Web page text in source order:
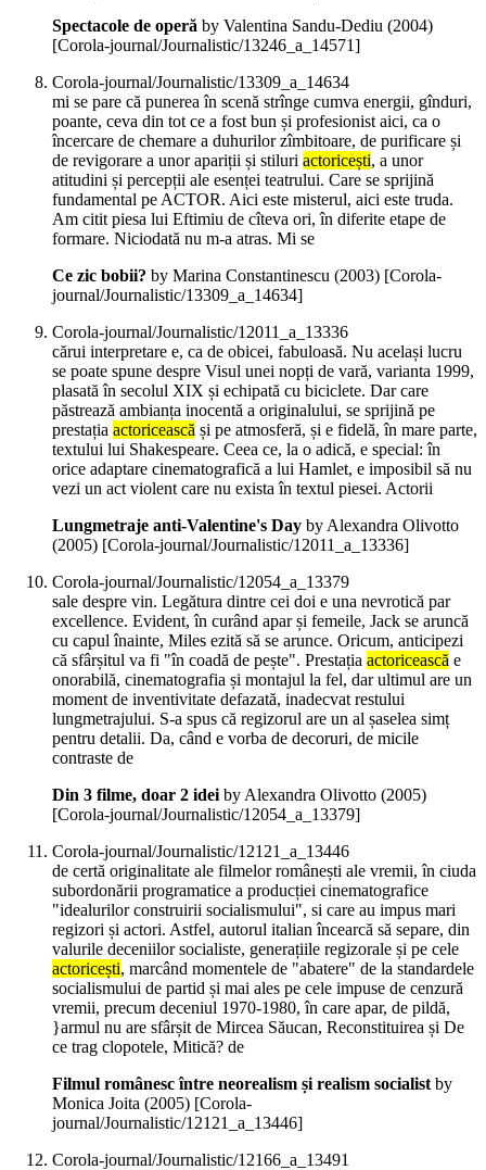
Spectacole de operă by Valentina Sandu-Dediu (2004)
[Corola-journal/Journalistic/13246_a_14571]
Corola-journal/Journalistic/13309_a_14634
mi se pare că punerea în scenă strînge cumva energii, gînduri,
poante, ceva din tot ce a fost bun și profesionist aici, ca o
încercare de chemare a duhurilor zîmbitoare, de purificare și
de revigorare a unor apariții și stiluri actoricești, a unor
atitudini și percepții ale esenței teatrului. Care se sprijină
fundamental pe ACTOR. Aici este misterul, aici este truda.
Am citit piesa lui Eftimiu de cîteva ori, în diferite etape de
formare. Niciodată nu m-a atras. Mi se
Ce zic bobii? by Marina Constantinescu (2003) [Corola-
journal/Journalistic/13309_a_14634]
Corola-journal/Journalistic/12011_a_13336
cărui interpretare e, ca de obicei, fabuloasă. Nu același lucru
se poate spune despre Visul unei nopți de vară, varianta 1999,
plasată în secolul XIX și echipată cu biciclete. Dar care
păstrează ambianța inocentă a originalului, se sprijină pe
prestația actoricească și pe atmosferă, și e fidelă, în mare parte,
textului lui Shakespeare. Ceea ce, la o adică, e special: în
orice adaptare cinematografică a lui Hamlet, e imposibil să nu
vezi un act violent care nu exista în textul piesei. Actorii
Lungmetraje anti-Valentine's Day by Alexandra Olivotto
(2005) [Corola-journal/Journalistic/12011_a_13336]
Corola-journal/Journalistic/12054_a_13379
sale despre vin. Legătura dintre cei doi e una nevrotică par
excellence. Evident, în curând apar și femeile, Jack se aruncă
cu capul înainte, Miles ezită să se arunce. Oricum, anticipezi
că sfârșitul va fi "în coadă de pește". Prestația actoricească e
onorabilă, cinematografia și montajul la fel, dar ultimul are un
moment de inventivitate defazată, inadecvat restului
lungmetrajului. S-a spus că regizorul are un al șaselea simț
pentru detalii. Da, când e vorba de decoruri, de micile
contraste de
Din 3 filme, doar 2 ideiby Alexandra Olivotto (2005)
[Corola-journal/Journalistic/12054_a_13379]
Corola-journal/Journalistic/12121_a_13446
de certă originalitate ale filmelor românești ale vremii, în ciuda
subordonării programatice a producției cinematografice
"idealurilor construirii socialismului", si care au impus mari
regizori și actori. Astfel, autorul italian încearcă să separe, din
valurile deceniilor socialiste, generațiile regizorale și pe cele
actoricești, marcând momentele de "abatere" de la standardele
socialismului de partid și mai ales pe cele impuse de cenzură
vremii, precum deceniul 1970-1980, în care apar, de pildă,
}armul nu are sfârșit de Mircea Săucan, Reconstituirea și De
ce trag clopotele, Mitică? de
Filmul românesc între neorealism și realism socialistby
Monica Joita (2005) [Corola-
journal/Journalistic/12121_a_13446]
Corola-journal/Journalistic/12166_a_13491